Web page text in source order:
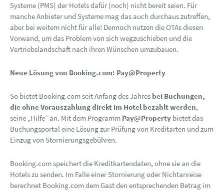
Systeme (PMS) der Hotels dafür (noch) nicht bereit seien. Für
manche Anbieter und Systeme mag das auch durchaus zutreffen,
aber bei weitem nicht für alle! Dennoch nutzen die OTAs diesen
Vorwand, um das Problem von sich wegzuschieben und die
Vertriebslandschaft nach ihren Wünschen umzubauen.
Neue Lösung von Booking.com: Pay@Property
So bietet Booking.com seit Anfang des Jahres bei Buchungen,
die ohne Vorauszahlung direkt im Hotel bezahlt werden,
seine „Hilfe“ an. Mit dem Programm Pay@Property bietet das
Buchungsportal eine Lösung zur Prüfung von Kreditarten und zum
Einzug von Stornierungsgebühren.
Booking.com speichert die Kreditkartendaten, ohne sie an die
Hotels zu senden. Im Falle einer Stornierung oder Nichtanreise
berechnet Booking.com dem Gast den entsprechenden Betrag im